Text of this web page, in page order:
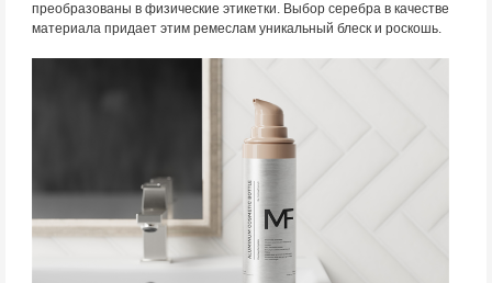
преобразованы в физические этикетки. Выбор серебра в качестве
материала придает этим ремеслам уникальный блеск и роскошь.